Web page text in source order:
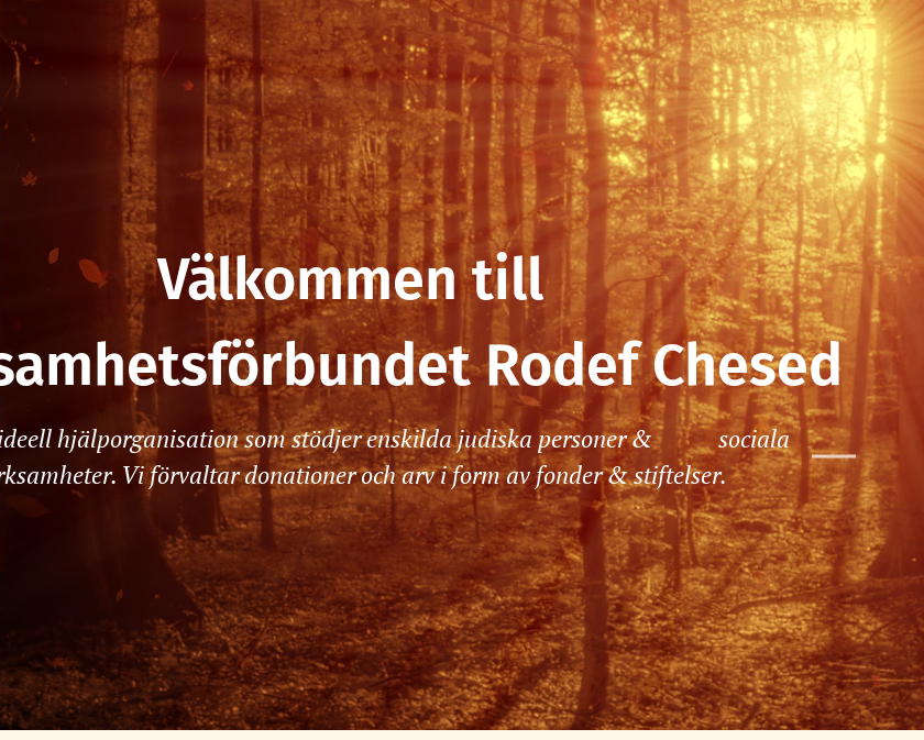
Välkommen till
Rodef Chesed
hjälporganisation som stödjer enskilda judiska personer & sociala
Vi förvaltar donationer och arv i form av fonder & stiftelser.